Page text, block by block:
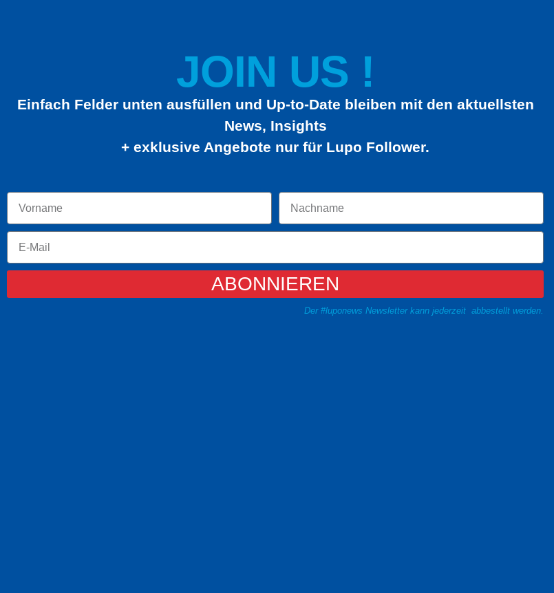
JOIN US !
Einfach Felder unten ausfüllen und Up-to-Date bleiben mit den aktuellsten
News, Insights
+ exklusive Angebote nur für Lupo Follower.
ABONNIEREN
Der #luponews Newsletter kann jederzeit abbestellt werden.